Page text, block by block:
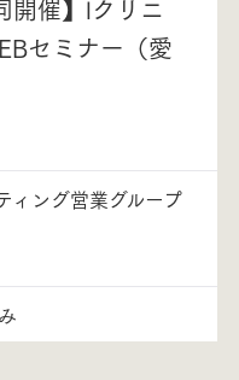
開催】lクリニ
セミナー（愛
ィング営業グループ